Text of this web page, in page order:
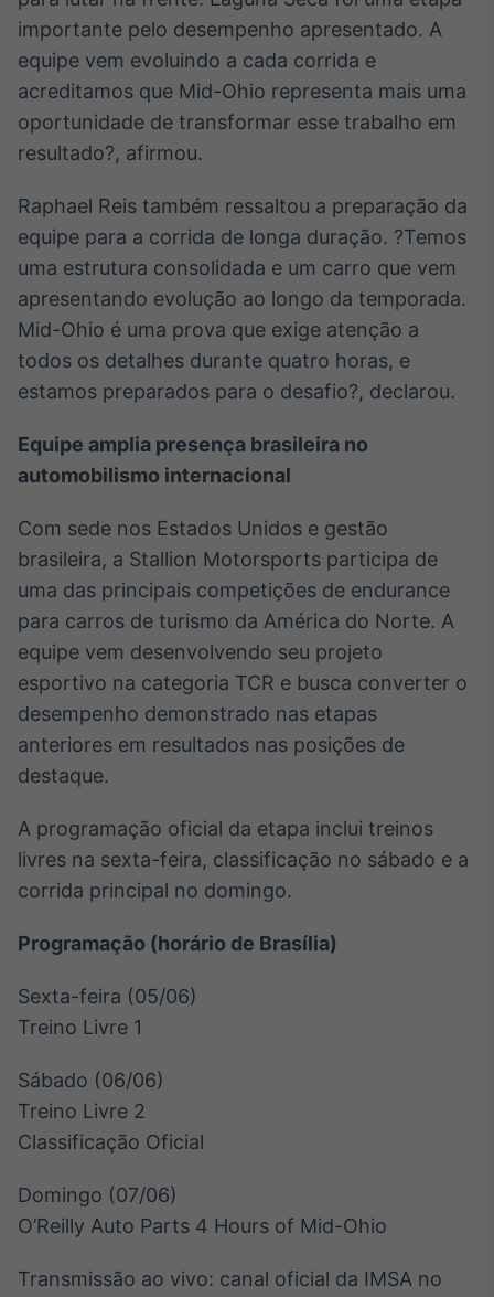
IA
Em breve
Gestão de
Investimentos
Tokenização
de ativos
Em breve
Crédito
Em breve
importante pelo desempenho apresentado. A
equipe vem evoluindo a cada corrida e
acreditamos que Mid-Ohio representa mais uma
oportunidade de transformar esse trabalho em
resultado?, afirmou.
Raphael Reis também ressaltou a preparação da
equipe para a corrida de longa duração. ?Temos
uma estrutura consolidada e um carro que vem
apresentando evolução ao longo da temporada.
Mid-Ohio é uma prova que exige atenção a
todos os detalhes durante quatro horas, e
estamos preparados para o desafio?, declarou.
Equipe amplia presença brasileira no
automobilismo internacional
Com sede nos Estados Unidos e gestão
brasileira, a Stallion Motorsports participa de
uma das principais competições de endurance
para carros de turismo da América do Norte. A
equipe vem desenvolvendo seu projeto
esportivo na categoria TCR e busca converter o
desempenho demonstrado nas etapas
anteriores em resultados nas posições de
destaque.
A programação oficial da etapa inclui treinos
livres na sexta-feira, classificação no sábado e a
corrida principal no domingo.
Programação (horário de Brasília)
Sexta-feira (05/06)
Treino Livre 1
Sábado (06/06)
Treino Livre 2
Classificação Oficial
Domingo (07/06)
O’Reilly Auto Parts 4 Hours of Mid-Ohio
Transmissão ao vivo: canal oficial da IMSA no